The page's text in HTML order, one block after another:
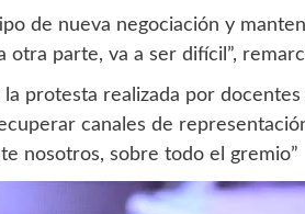
de nueva negociación y
parte, va a ser difícil”,
protesta realizada por
canales de
nosotros, sobre todo el gremio”